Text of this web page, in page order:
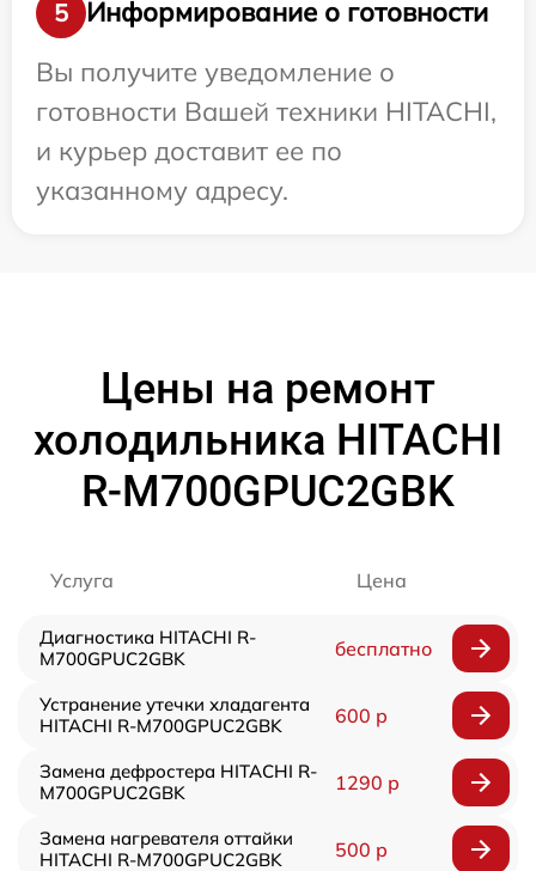
5
Информирование о готовности
Вы получите уведомление о
готовности Вашей техники HITACHI,
и курьер доставит ее по
указанному адресу.
Цены на ремонт
холодильника HITACHI
R-M700GPUC2GBK
Услуга Цена
Диагностика HITACHI R-
M700GPUC2GBK
бесплатно
Устранение утечки хладагента
HITACHI R-M700GPUC2GBK
600 р
Замена дефростера HITACHI R-
M700GPUC2GBK
1290 р
Замена нагревателя оттайки
HITACHI R-M700GPUC2GBK
500 р